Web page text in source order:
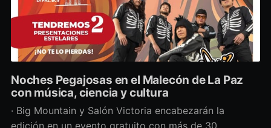
Noches Pegajosas en el Malecón de La Paz
con música, ciencia y cultura
· Big Mountain y Salón Victoria encabezarán la